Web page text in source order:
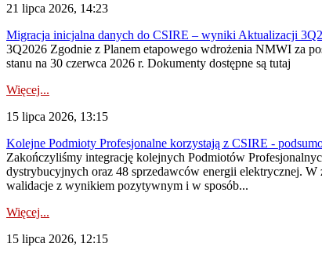
21 lipca 2026, 14:23
Migracja inicjalna danych do CSIRE – wyniki Aktualizacji
3Q2026 Zgodnie z Planem etapowego wdrożenia NMWI za
stanu na 30 czerwca 2026 r. Dokumenty dostępne są tutaj
Więcej...
15 lipca 2026, 13:15
Kolejne Podmioty Profesjonalne korzystają z CSIRE -
Zakończyliśmy integrację kolejnych Podmiotów
dystrybucyjnych oraz 48 sprzedawców energii elektrycznej.
walidacje z wynikiem pozytywnym i w sposób...
Więcej...
15 lipca 2026, 12:15